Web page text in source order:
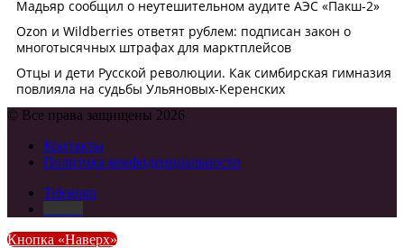
© Все права защищены 2026
Контакты
Политика конфиденциальности
Telegram
Кнопка «Наверх»